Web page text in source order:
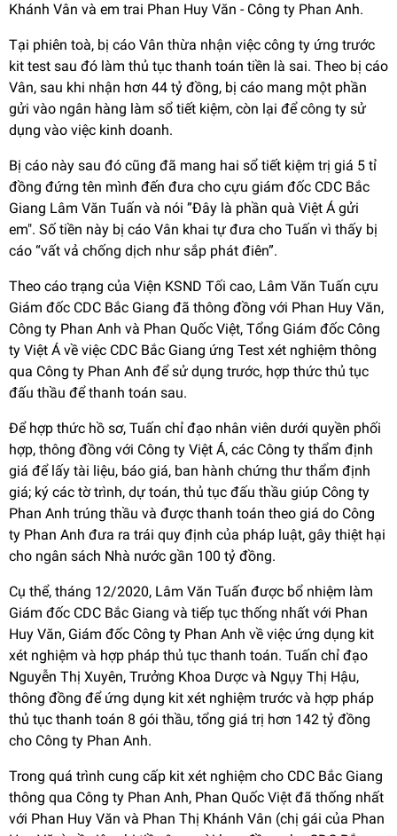
Khánh Vân và em trai Phan Huy Văn - Công ty Phan Anh.
Tại phiên toà, bị cáo Vân thừa nhận việc công ty ứng trước
kit test sau đó làm thủ tục thanh toán tiền là sai. Theo bị cáo
Vân, sau khi nhận hơn 44 tỷ đồng, bị cáo mang một phần
gửi vào ngân hàng làm sổ tiết kiệm, còn lại để công ty sử
dụng vào việc kinh doanh.
Bị cáo này sau đó cũng đã mang hai sổ tiết kiệm trị giá 5 tỉ
đồng đứng tên mình đến đưa cho cựu giám đốc CDC Bắc
Giang Lâm Văn Tuấn và nói ”Đây là phần quà Việt Á gửi
em". Số tiền này bị cáo Vân khai tự đưa cho Tuấn vì thấy bị
cáo “vất vả chống dịch như sắp phát điên”.
Theo cáo trạng của Viện KSND Tối cao, Lâm Văn Tuấn cựu
Giám đốc CDC Bắc Giang đã thông đồng với Phan Huy Văn,
Công ty Phan Anh và Phan Quốc Việt, Tổng Giám đốc Công
ty Việt Á về việc CDC Bắc Giang ứng Test xét nghiệm thông
qua Công ty Phan Anh để sử dụng trước, hợp thức thủ tục
đấu thầu để thanh toán sau.
Để hợp thức hồ sơ, Tuấn chỉ đạo nhân viên dưới quyền phối
hợp, thông đồng với Công ty Việt Á, các Công ty thẩm định
giá để lấy tài liệu, báo giá, ban hành chứng thư thẩm định
giá; ký các tờ trình, dự toán, thủ tục đấu thầu giúp Công ty
Phan Anh trúng thầu và được thanh toán theo giá do Công
ty Phan Anh đưa ra trái quy định của pháp luật, gây thiệt hại
cho ngân sách Nhà nước gần 100 tỷ đồng.
Cụ thể, tháng 12/2020, Lâm Văn Tuấn được bổ nhiệm làm
Giám đốc CDC Bắc Giang và tiếp tục thống nhất với Phan
Huy Văn, Giám đốc Công ty Phan Anh về việc ứng dụng kit
xét nghiệm và hợp pháp thủ tục thanh toán. Tuấn chỉ đạo
Nguyễn Thị Xuyên, Trưởng Khoa Dược và Ngụy Thị Hậu,
thông đồng để ứng dụng kit xét nghiệm trước và hợp pháp
thủ tục thanh toán 8 gói thầu, tổng giá trị hơn 142 tỷ đồng
cho Công ty Phan Anh.
Trong quá trình cung cấp kit xét nghiệm cho CDC Bắc Giang
thông qua Công ty Phan Anh, Phan Quốc Việt đã thống nhất
với Phan Huy Văn và Phan Thị Khánh Vân (chị gái của Phan